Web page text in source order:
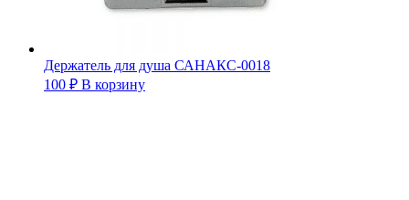
Держатель для душа САНАКС-0018
100 ₽ В корзину